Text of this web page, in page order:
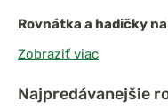
Rovnátka a hadičky
správnu prezentáciu
pohyb nástrahy a
Zobraziť viac
Najpredávanejšie